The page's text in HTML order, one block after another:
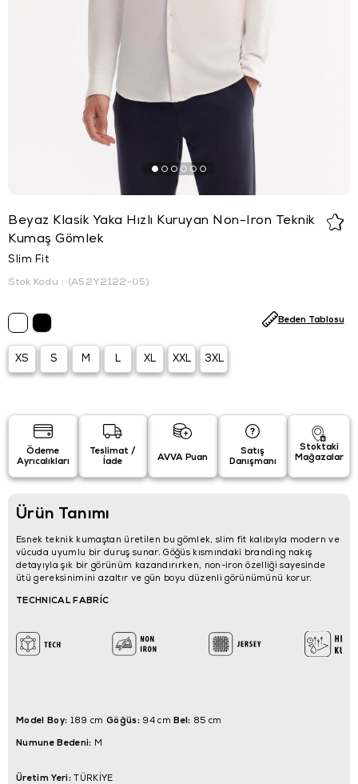
Beyaz Klasik Yaka Hızlı Kuruyan Non-Iron Teknik
Kumaş Gömlek
Slim Fit
Stok Kodu (A52Y2122-05)
XS S M L XL XXL 3XL
Beden Tablosu
Ödeme
Ayrıcalıkları
Teslimat /
İade
AVVA Puan
Satış
Danışmanı
Stoktaki
Mağazalar
Ürün Tanımı
Esnek teknik kumaştan üretilen bu gömlek, slim fit kalıbıyla modern ve
vücuda uyumlu bir duruş sunar. Göğüs kısmındaki branding nakış
detayıyla şık bir görünüm kazandırırken, non-iron özelliği sayesinde
ütü gereksinimini azaltır ve gün boyu düzenli görünümünü korur.
TECHNICAL FABRİC
Model Boy: 189 cm Göğüs:94 cmBel: 85 cm
Numune Bedeni: M
Üretim Yeri:TÜRKİYE